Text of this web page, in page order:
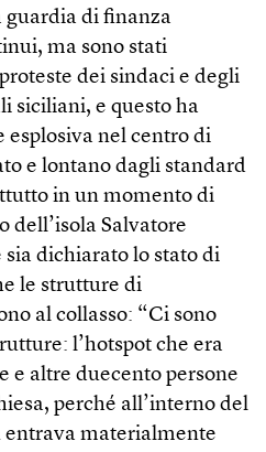
guardia di finanza
ma sono stati
dei sindaci e degli
siciliani, e questo ha
esplosiva nel centro di
e lontano dagli standard
in un momento di
dell’isola Salvatore
dichiarato lo stato di
le strutture di
al collasso: “Ci sono
l’hotspot che era
e altre duecento persone
perché all’interno del
entrava materialmente